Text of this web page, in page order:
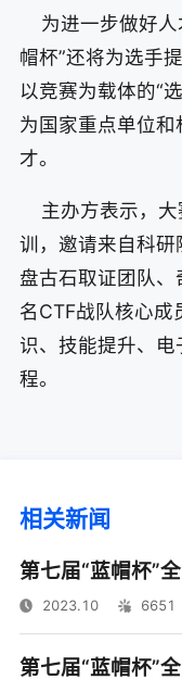
为进一步做好人
帽杯”还将为选手
以竞赛为载体的“
为国家重点单位
才。
主办方表示，大
训，邀请来自科
盘古石取证团队
名CTF战队核心成
识、技能提升、
程。
相关新闻
2023.10 6651